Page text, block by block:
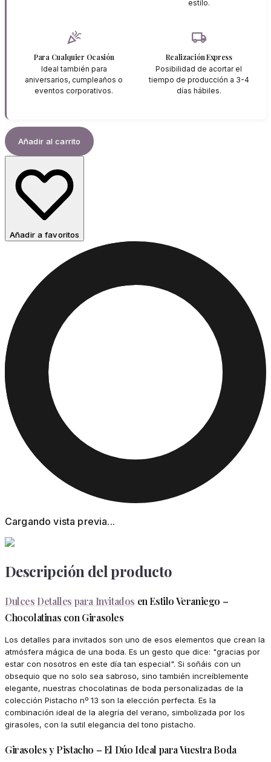
estilo.
celebration
Para Cualquier Ocasión
Ideal también para
aniversarios, cumpleaños o
eventos corporativos.
local_shipping
Realización Express
Posibilidad de acortar el
tiempo de producción a 3-4
días hábiles.
Añadir al carrito
Añadir a favoritos
Cargando vista previa...
Descripción del producto
Dulces Detalles para Invitados en Estilo Veraniego –
Chocolatinas con Girasoles
Los detalles para invitados son uno de esos elementos que crean la
atmósfera mágica de una boda. Es un gesto que dice: "gracias por
estar con nosotros en este día tan especial". Si soñáis con un
obsequio que no solo sea sabroso, sino también increíblemente
elegante, nuestras chocolatinas de boda personalizadas de la
colección Pistacho nº 13 son la elección perfecta. Es la
combinación ideal de la alegría del verano, simbolizada por los
girasoles, con la sutil elegancia del tono pistacho.
Girasoles y Pistacho – El Dúo Ideal para Vuestra Boda